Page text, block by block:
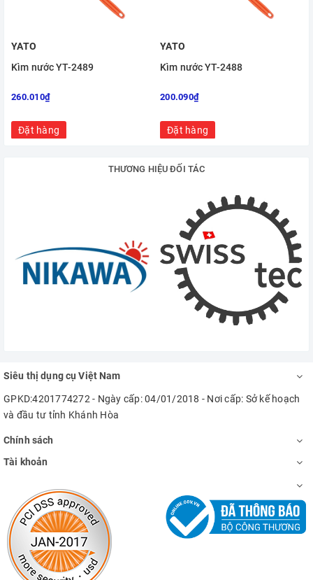
YATO
Kìm nước YT-2489
260.010₫
Đặt hàng
YATO
Kìm nước YT-2488
200.090₫
Đặt hàng
THƯƠNG HIỆU ĐỐI TÁC
Siêu thị dụng cụ Việt Nam
GPKD:4201774272 - Ngày cấp: 04/01/2018 - Nơi cấp: Sở kế hoạch
và đầu tư tỉnh Khánh Hòa
Chính sách
Tài khoản